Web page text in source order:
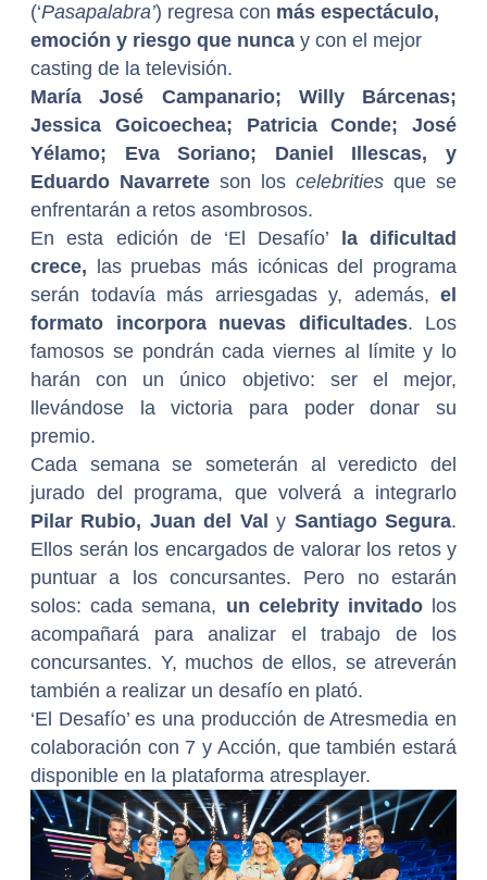
(‘Pasapalabra’) regresa con más espectáculo,
emoción y riesgo que nunca y con el mejor
casting de la televisión.
María José Campanario; Willy Bárcenas;
Jessica Goicoechea; Patricia Conde; José
Yélamo; Eva Soriano; Daniel Illescas, y
Eduardo Navarrete son los celebrities que se
enfrentarán a retos asombrosos.
En esta edición de ‘El Desafío’
la dificultad
crece, las pruebas más icónicas del programa
serán todavía más arriesgadas y, además, el
formato incorpora nuevas dificultades. Los
famosos se pondrán cada viernes al límite y lo
harán con un único objetivo: ser el mejor,
llevándose la victoria para poder donar su
premio.
Cada semana se someterán al veredicto del
jurado del programa, que volverá a integrarlo
Pilar Rubio, Juan del Valy Santiago Segura.
Ellos serán los encargados de valorar los retos y
puntuar a los concursantes. Pero no estarán
solos: cada semana, un celebrity invitadolos
acompañará para analizar el trabajo de los
concursantes. Y, muchos de ellos, se atreverán
también a realizar un desafío en plató.
‘El Desafío’ es una producción de Atresmedia en
colaboración con 7 y Acción, que también estará
disponible en la plataforma atresplayer.